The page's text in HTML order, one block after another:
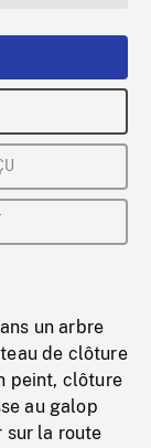
un arbre
de clôture
peint, clôture
au galop
sur la route